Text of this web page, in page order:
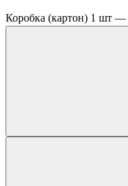
Коробка (картон) 1 шт —